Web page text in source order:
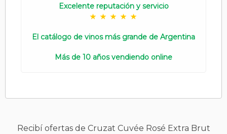
Excelente reputación y servicio
El catálogo de vinos más grande de Argentina
Más de 10 años vendiendo online
Recibí ofertas de Cruzat Cuvée Rosé Extra Brut